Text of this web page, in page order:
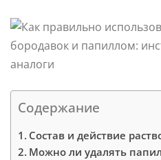
Содержание
Состав и действие
Можно ли удалять